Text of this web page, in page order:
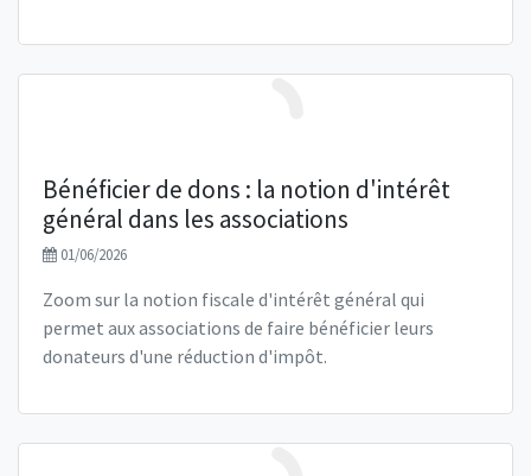
Bénéficier de dons : la notion d'intérêt
général dans les associations
01/06/2026
Zoom sur la notion fiscale d'intérêt général qui
permet aux associations de faire bénéficier leurs
donateurs d'une réduction d'impôt.